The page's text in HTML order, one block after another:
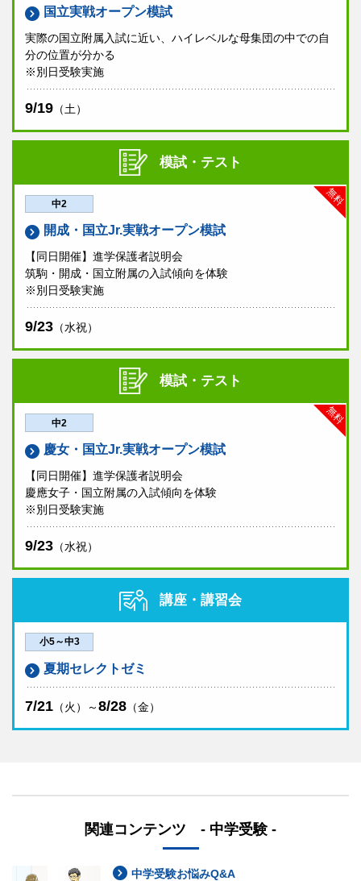
国立実戦オープン模試
実際の国立附属入試に近い、ハイレベルな母集団の中での自
分の位置が分かる
※別日受験実施
9/19 （土）
模試・テスト
無料
中2
開成・国立Jr.実戦オープン模試
【同日開催】進学保護者説明会
筑駒・開成・国立附属の入試傾向を体験
※別日受験実施
9/23 （水祝）
模試・テスト
無料
中2
慶女・国立Jr.実戦オープン模試
【同日開催】進学保護者説明会
慶應女子・国立附属の入試傾向を体験
※別日受験実施
9/23 （水祝）
講座・講習会
小5～中3
夏期セレクトゼミ
7/21 （火）～8/28 （金）
関連コンテンツ - 中学受験 -
中学受験お悩みQ&A